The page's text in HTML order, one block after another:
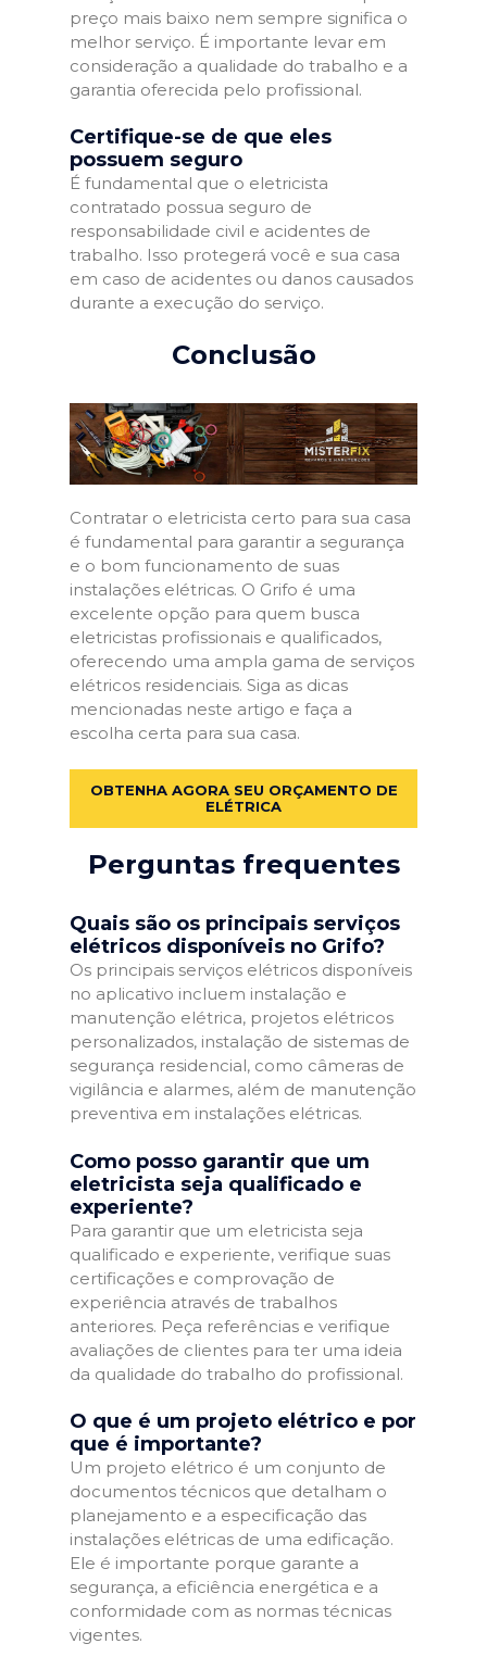
preço mais baixo nem sempre significa o
melhor serviço. É importante levar em
consideração a qualidade do trabalho e a
garantia oferecida pelo profissional.
Certifique-se de que eles
possuem seguro
É fundamental que o eletricista
contratado possua seguro de
responsabilidade civil e acidentes de
trabalho. Isso protegerá você e sua casa
em caso de acidentes ou danos causados
durante a execução do serviço.
Conclusão
Contratar o eletricista certo para sua casa
é fundamental para garantir a segurança
e o bom funcionamento de suas
instalações elétricas. O Grifo é uma
excelente opção para quem busca
eletricistas profissionais e qualificados,
oferecendo uma ampla gama de serviços
elétricos residenciais. Siga as dicas
mencionadas neste artigo e faça a
escolha certa para sua casa.
OBTENHA AGORA SEU ORÇAMENTO DE
ELÉTRICA
Perguntas frequentes
Quais são os principais serviços
elétricos disponíveis no Grifo?
Os principais serviços elétricos disponíveis
no aplicativo incluem instalação e
manutenção elétrica, projetos elétricos
personalizados, instalação de sistemas de
segurança residencial, como câmeras de
vigilância e alarmes, além de manutenção
preventiva em instalações elétricas.
Como posso garantir que um
eletricista seja qualificado e
experiente?
Para garantir que um eletricista seja
qualificado e experiente, verifique suas
certificações e comprovação de
experiência através de trabalhos
anteriores. Peça referências e verifique
avaliações de clientes para ter uma ideia
da qualidade do trabalho do profissional.
O que é um projeto elétrico e por
que é importante?
Um projeto elétrico é um conjunto de
documentos técnicos que detalham o
planejamento e a especificação das
instalações elétricas de uma edificação.
Ele é importante porque garante a
segurança, a eficiência energética e a
conformidade com as normas técnicas
vigentes.